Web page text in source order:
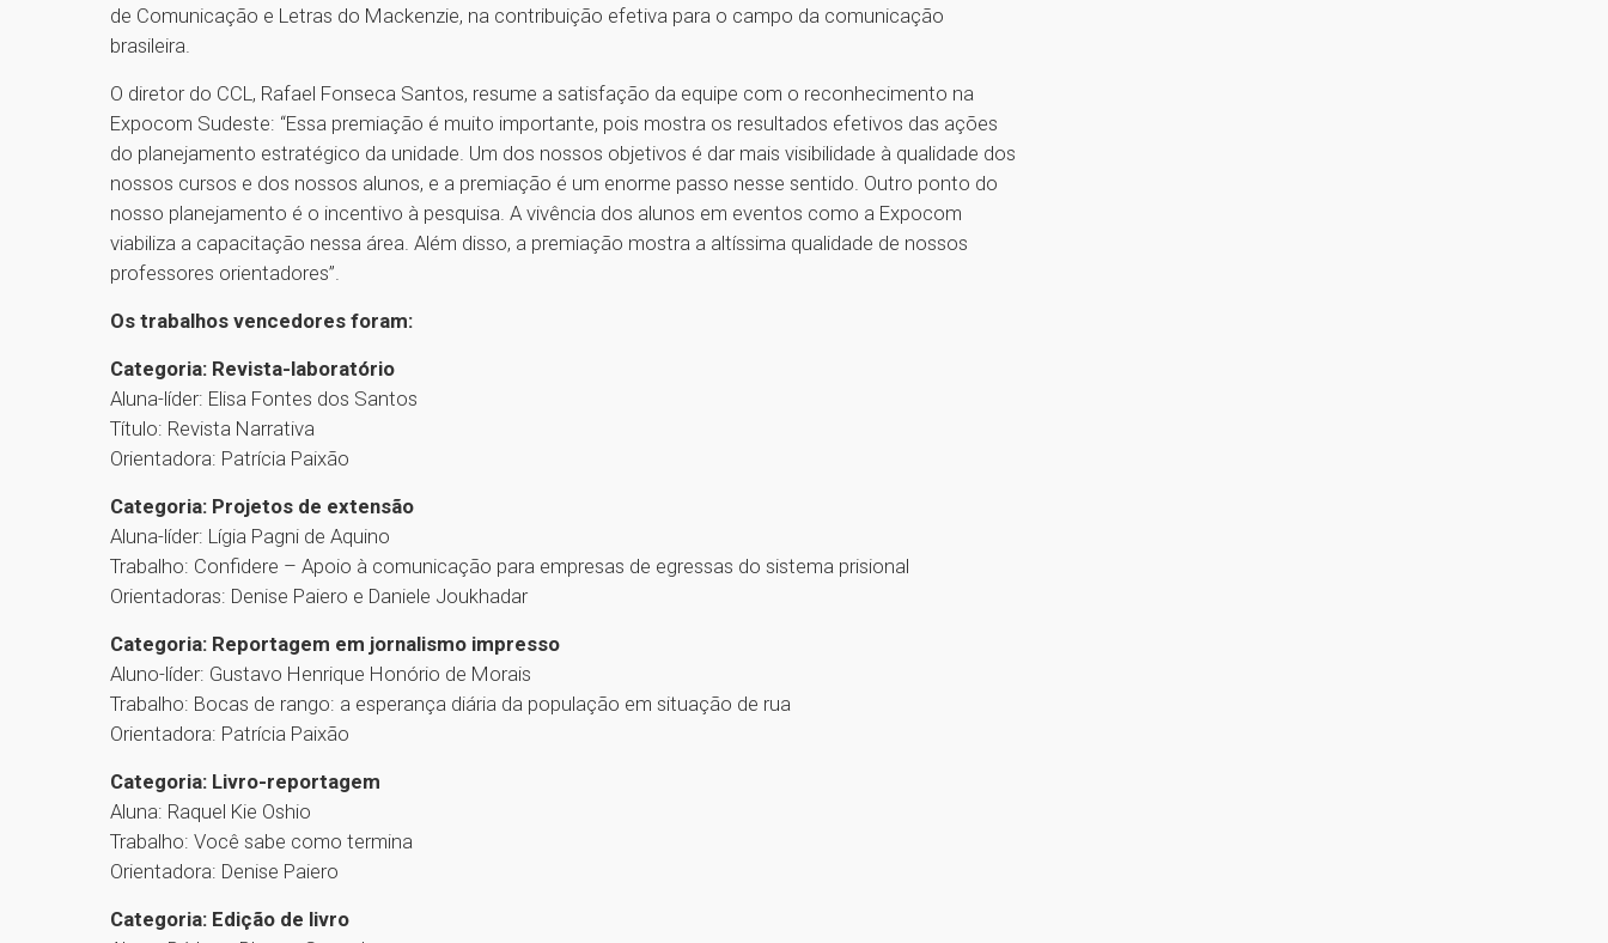
de Comunicação e Letras do Mackenzie, na contribuição efetiva para o campo da comunicação
brasileira.
O diretor do CCL, Rafael Fonseca Santos, resume a satisfação da equipe com o reconhecimento na
Expocom Sudeste: “Essa premiação é muito importante, pois mostra os resultados efetivos das ações
do planejamento estratégico da unidade. Um dos nossos objetivos é dar mais visibilidade à qualidade dos
nossos cursos e dos nossos alunos, e a premiação é um enorme passo nesse sentido. Outro ponto do
nosso planejamento é o incentivo à pesquisa. A vivência dos alunos em eventos como a Expocom
viabiliza a capacitação nessa área. Além disso, a premiação mostra a altíssima qualidade de nossos
professores orientadores”.
Os trabalhos vencedores foram:
Categoria: Revista-laboratório
Aluna-líder: Elisa Fontes dos Santos
Título: Revista Narrativa
Orientadora: Patrícia Paixão
Categoria: Projetos de extensão
Aluna-líder: Lígia Pagni de Aquino
Trabalho: Confidere – Apoio à comunicação para empresas de egressas do sistema prisional
Orientadoras: Denise Paiero e Daniele Joukhadar
Categoria: Reportagem em jornalismo impresso
Aluno-líder: Gustavo Henrique Honório de Morais
Trabalho: Bocas de rango: a esperança diária da população em situação de rua
Orientadora: Patrícia Paixão
Categoria: Livro-reportagem
Aluna: Raquel Kie Oshio
Trabalho: Você sabe como termina
Orientadora: Denise Paiero
Categoria: Edição de livro